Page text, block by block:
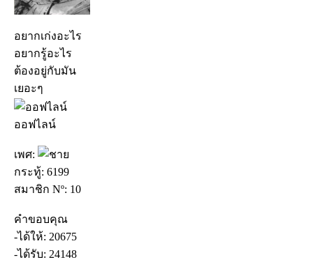
อยากเก่งอะไร
อยากรู้อะไร
ต้องอยู่กับมัน
เยอะๆ
ออฟไลน์
เพศ:
กระทู้: 6199
สมาชิก Nº: 10
คำขอบคุณ
-ได้ให้: 20675
-ได้รับ: 24148